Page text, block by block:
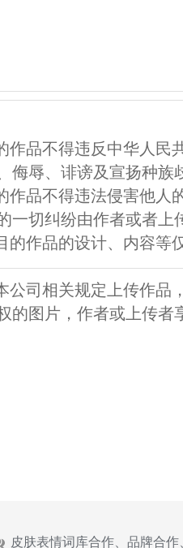
作品不得违反中华人民
侮辱、诽谤及宣扬种族
作品不得违法侵害他人
一切纠纷由作者或者上
的作品的设计、内容等
公司相关规定上传作品
的图片，作者或上传者
皮肤表情词库合作、品牌合